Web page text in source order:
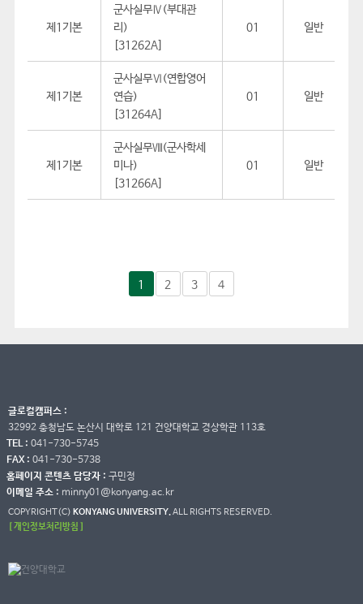
제1기본
군사실무Ⅳ(부대관
리)
[31262A]
01 일반
제1기본
군사실무Ⅵ(연합영어
연습)
[31264A]
01 일반
제1기본
군사실무Ⅷ(군사학세
미나)
[31266A]
01 일반
1 2 3 4
글로컬캠퍼스 :
32992 충청남도 논산시 대학로 121 건양대학교 경상학관 113호
TEL : 041-730-5745
FAX : 041-730-5738
홈페이지 콘텐츠 담당자 : 구민정
이메일 주소 : minny01@konyang.ac.kr
COPYRIGHT(C) KONYANG UNIVERSITY.ALL RIGHTS RESERVED.
[ 개인정보처리방침 ]